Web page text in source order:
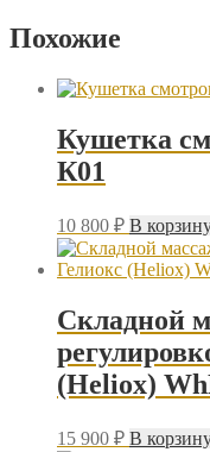
Похожие
Кушетка
К01
10 800 ₽ В
Складной
(Heliox)
15 900 ₽ В